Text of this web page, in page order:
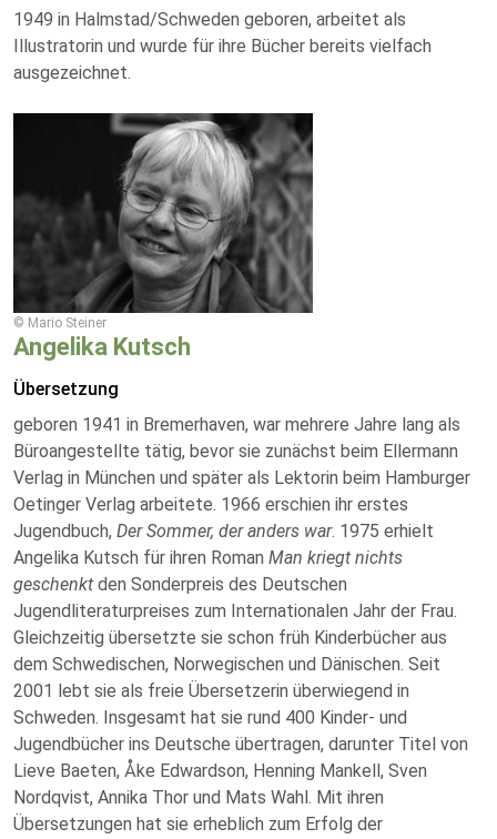
1949 in Halmstad/Schweden geboren, arbeitet als
Illustratorin und wurde für ihre Bücher bereits vielfach
ausgezeichnet.
© Mario Steiner
Angelika Kutsch
Übersetzung
geboren 1941 in Bremerhaven, war mehrere Jahre lang als
Büroangestellte tätig, bevor sie zunächst beim Ellermann
Verlag in München und später als Lektorin beim Hamburger
Oetinger Verlag arbeitete. 1966 erschien ihr erstes
Jugendbuch, Der Sommer, der anders war. 1975 erhielt
Angelika Kutsch für ihren Roman Man kriegt nichts
geschenkt den Sonderpreis des Deutschen
Jugendliteraturpreises zum Internationalen Jahr der Frau.
Gleichzeitig übersetzte sie schon früh Kinderbücher aus
dem Schwedischen, Norwegischen und Dänischen. Seit
2001 lebt sie als freie Übersetzerin überwiegend in
Schweden. Insgesamt hat sie rund 400 Kinder- und
Jugendbücher ins Deutsche übertragen, darunter Titel von
Lieve Baeten, Åke Edwardson, Henning Mankell, Sven
Nordqvist, Annika Thor und Mats Wahl. Mit ihren
Übersetzungen hat sie erheblich zum Erfolg der